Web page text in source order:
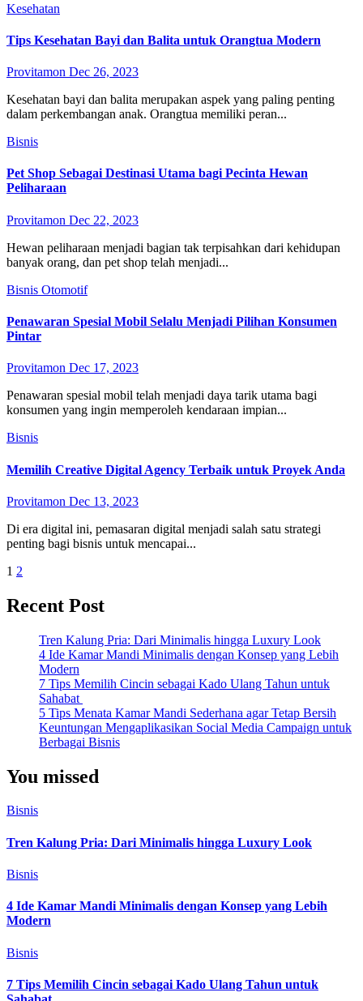
Kesehatan
Tips Kesehatan Bayi dan Balita untuk Orangtua Modern
Provitamon Dec 26, 2023
Kesehatan bayi dan balita merupakan aspek yang paling penting
dalam perkembangan anak. Orangtua memiliki peran...
Bisnis
Pet Shop Sebagai Destinasi Utama bagi Pecinta Hewan
Peliharaan
Provitamon Dec 22, 2023
Hewan peliharaan menjadi bagian tak terpisahkan dari kehidupan
banyak orang, dan pet shop telah menjadi...
Bisnis Otomotif
Penawaran Spesial Mobil Selalu Menjadi Pilihan Konsumen
Pintar
Provitamon Dec 17, 2023
Penawaran spesial mobil telah menjadi daya tarik utama bagi
konsumen yang ingin memperoleh kendaraan impian...
Bisnis
Memilih Creative Digital Agency Terbaik untuk Proyek Anda
Provitamon Dec 13, 2023
Di era digital ini, pemasaran digital menjadi salah satu strategi
penting bagi bisnis untuk mencapai...
Posts
pagination
1 2
Recent Post
Tren Kalung Pria: Dari Minimalis hingga Luxury Look
4 Ide Kamar Mandi Minimalis dengan Konsep yang Lebih
Modern
7 Tips Memilih Cincin sebagai Kado Ulang Tahun untuk
Sahabat
5 Tips Menata Kamar Mandi Sederhana agar Tetap Bersih
Keuntungan Mengaplikasikan Social Media Campaign untuk
Berbagai Bisnis
You missed
Bisnis
Tren Kalung Pria: Dari Minimalis hingga Luxury Look
Bisnis
4 Ide Kamar Mandi Minimalis dengan Konsep yang Lebih
Modern
Bisnis
7 Tips Memilih Cincin sebagai Kado Ulang Tahun untuk